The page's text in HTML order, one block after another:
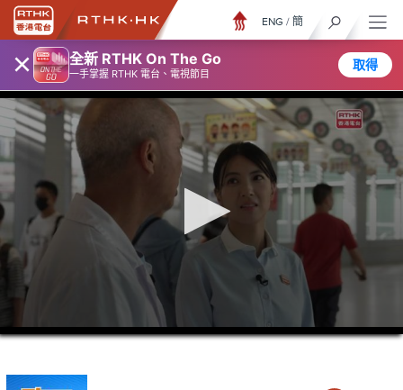
× 全新 RTHK On The Go
一手掌握 RTHK 電台、電視節目
取得
ENG / 簡
0
seconds
minutes,